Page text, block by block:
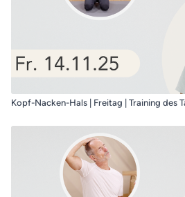
Kopf-Nacken-Hals | Freitag | Training des